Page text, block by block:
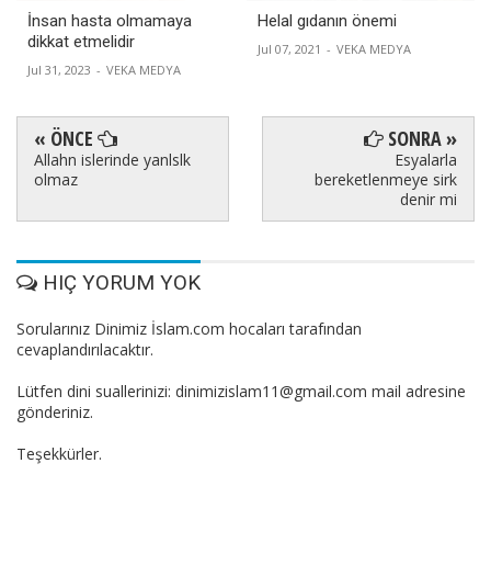
İnsan hasta olmamaya
dikkat etmelidir
Jul 31, 2023 - VEKA MEDYA
Helal gıdanın önemi
Jul 07, 2021 - VEKA MEDYA
« ÖNCE
Allahn islerinde yanlslk
olmaz
SONRA »
Esyalarla
bereketlenmeye sirk
denir mi
HIÇ YORUM YOK
Sorularınız Dinimiz İslam.com hocaları tarafından
cevaplandırılacaktır.
Lütfen dini suallerinizi: dinimizislam11@gmail.com mail adresine
gönderiniz.
Teşekkürler.